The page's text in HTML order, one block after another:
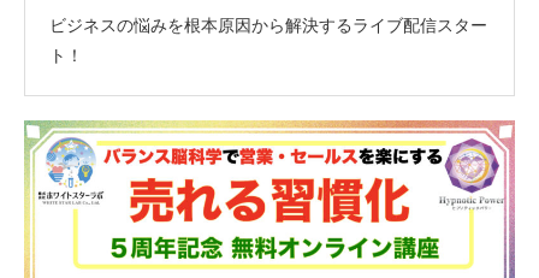
ビジネスの悩みを根本原因から解決するライブ配信スター
ト！